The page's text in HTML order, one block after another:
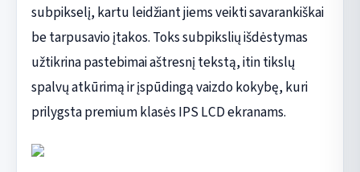
subpikselį, kartu leidžiant jiems veikti savarankiškai
be tarpusavio įtakos. Toks subpikslių išdėstymas
užtikrina pastebimai aštresnį tekstą, itin tikslų
spalvų atkūrimą ir įspūdingą vaizdo kokybę, kuri
prilygsta premium klasės IPS LCD ekranams.